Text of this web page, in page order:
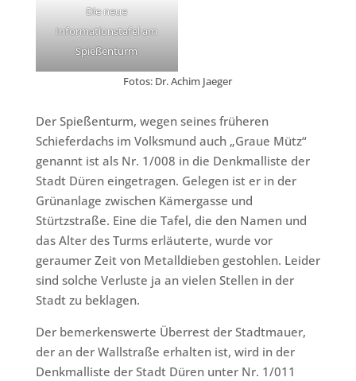
Die neue
Informationstafel am
Spießenturm
Fotos: Dr. Achim Jaeger
Der Spießenturm, wegen seines früheren
Schieferdachs im Volksmund auch „Graue Mütz“
genannt ist als Nr. 1/008 in die Denkmalliste der
Stadt Düren eingetragen. Gelegen ist er in der
Grünanlage zwischen Kämergasse und
Stürtzstraße. Eine die Tafel, die den Namen und
das Alter des Turms erläuterte, wurde vor
geraumer Zeit von Metalldieben gestohlen. Leider
sind solche Verluste ja an vielen Stellen in der
Stadt zu beklagen.
Der bemerkenswerte Überrest der Stadtmauer,
der an der Wallstraße erhalten ist, wird in der
Denkmalliste der Stadt Düren unter Nr. 1/011